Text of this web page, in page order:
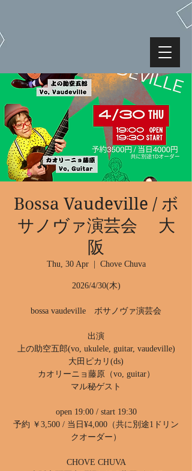
Bossa Vaudeville / ボ
サノヴァ演芸会 大
阪
Thu, 30 Apr
  |
Chove Chuva
2026/4/30(木)
bossa vaudeville ボサノヴァ演芸会
出演
上の助空五郎(vo, ukulele, guitar, vaudeville)
大田ピカリ(ds)
カオリーニョ藤原（vo, guitar）
マル秘ゲスト
open 19:00 / start 19:30
予約 ￥3,500 / 当日¥4,000（共に別途1ドリン
クオーダー）
CHOVE CHUVA